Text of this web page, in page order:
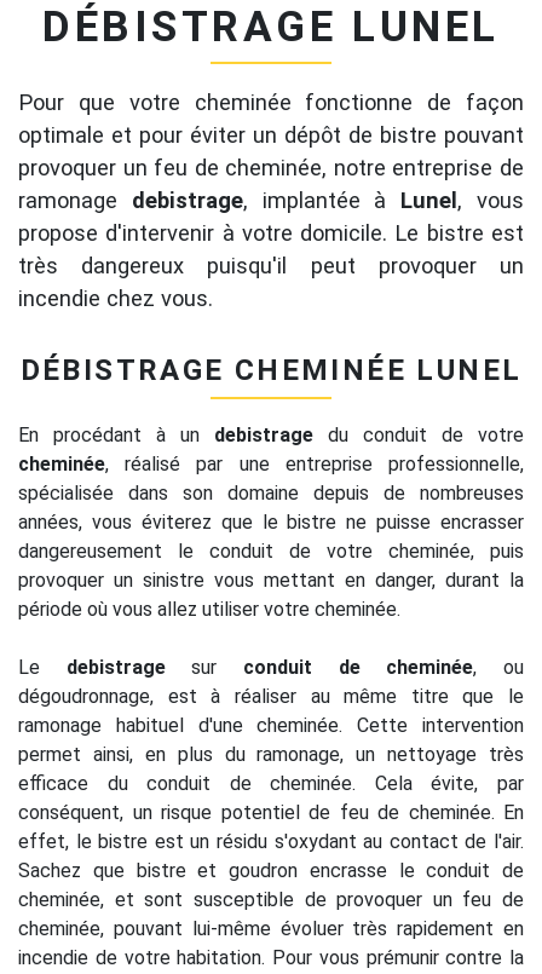
DÉBISTRAGE LUNEL
Pour que votre cheminée fonctionne de façon
optimale et pour éviter un dépôt de bistre pouvant
provoquer un feu de cheminée, notre entreprise de
ramonage debistrage, implantée à Lunel , vous
propose d'intervenir à votre domicile. Le bistre est
très dangereux puisqu'il peut provoquer un
incendie chez vous.
DÉBISTRAGE CHEMINÉE LUNEL
En procédant à un debistrage du conduit de votre
cheminée, réalisé par une entreprise professionnelle,
spécialisée dans son domaine depuis de nombreuses
années, vous éviterez que le bistre ne puisse encrasser
dangereusement le conduit de votre cheminée, puis
provoquer un sinistre vous mettant en danger, durant la
période où vous allez utiliser votre cheminée.
Le debistragesur conduit de cheminée, ou
dégoudronnage, est à réaliser au même titre que le
ramonage habituel d'une cheminée. Cette intervention
permet ainsi, en plus du ramonage, un nettoyage très
efficace du conduit de cheminée. Cela évite, par
conséquent, un risque potentiel de feu de cheminée. En
effet, le bistre est un résidu s'oxydant au contact de l'air.
Sachez que bistre et goudron encrasse le conduit de
cheminée, et sont susceptible de provoquer un feu de
cheminée, pouvant lui-même évoluer très rapidement en
incendie de votre habitation. Pour vous prémunir contre la